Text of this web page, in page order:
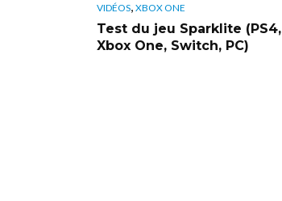
VIDÉOS, XBOX ONE
Test du jeu Sparklite (PS4,
Xbox One, Switch, PC)